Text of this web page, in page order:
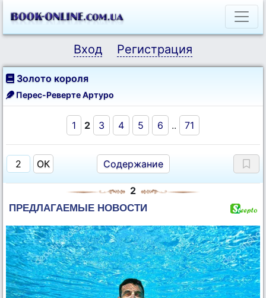
Вход Регистрация
Золото короля
Перес-Реверте Артуро
1 2 3 4 5 6 .. 71
Содержание
2